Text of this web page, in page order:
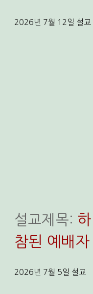
2026년 7월 12 일 설교
설교제목:
참된 예배자
2026년 7월 5일 설교